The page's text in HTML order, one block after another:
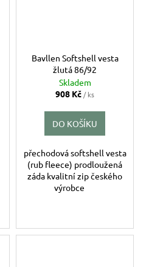
Bavllen Softshell vesta
žlutá 86/92
Skladem
908 Kč/ ks
DO KOŠÍKU
přechodová softshell vesta
(rub fleece) prodloužená
záda kvalitní zip českého
výrobce